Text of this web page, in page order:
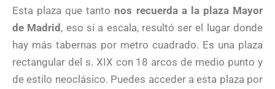
Esta plaza que tanto nos recuerda a la plaza Mayor
de Madrid, eso sí a escala, resultó ser el lugar donde
hay más tabernas por metro cuadrado. Es una plaza
rectangular del s. XIX con 18 arcos de medio punto y
de estilo neoclásico. Puedes acceder a esta plaza por